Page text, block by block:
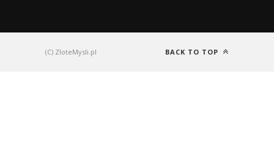
(C) ZloteMysli.pl BACK TO TOP